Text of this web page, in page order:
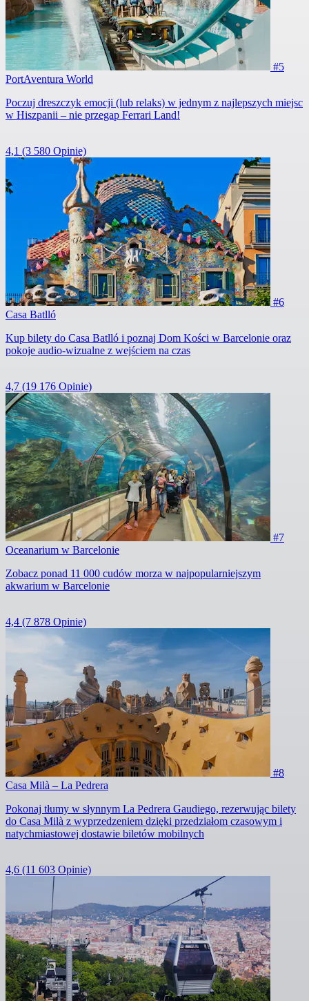
#5
PortAventura World
Poczuj dreszczyk emocji (lub relaks) w jednym z najlepszych miejsc
w Hiszpanii – nie przegap Ferrari Land!
4,1 (3 580 Opinie)
#6
Casa Batlló
Kup bilety do Casa Batlló i poznaj Dom Kości w Barcelonie oraz
pokoje audio-wizualne z wejściem na czas
4,7 (19 176 Opinie)
#7
Oceanarium w Barcelonie
Zobacz ponad 11 000 cudów morza w najpopularniejszym
akwarium w Barcelonie
4,4 (7 878 Opinie)
#8
Casa Milà – La Pedrera
Pokonaj tłumy w słynnym La Pedrera Gaudiego, rezerwując bilety
do Casa Milà z wyprzedzeniem dzięki przedziałom czasowym i
natychmiastowej dostawie biletów mobilnych
4,6 (11 603 Opinie)